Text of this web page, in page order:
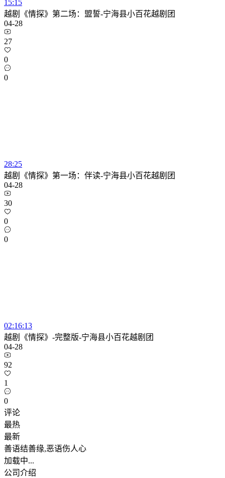
15:15
越剧《情探》第二场：盟誓-宁海县小百花越剧团
04-28
27
0
0
28:25
越剧《情探》第一场：伴读-宁海县小百花越剧团
04-28
30
0
0
02:16:13
越剧《情探》-完整版-宁海县小百花越剧团
04-28
92
1
0
评论
最热
最新
善语结善缘,恶语伤人心
加载中...
公司介绍